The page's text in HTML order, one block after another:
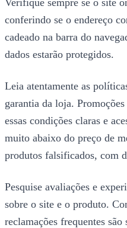
conferindo se o endereço
cadeado na barra do
dados estarão protegidos.
Leia atentamente as
garantia da loja.
essas condições claras e
muito abaixo do preço de
produtos falsificados, com
Pesquise avaliações e
sobre o site e o produto.
reclamações frequentes